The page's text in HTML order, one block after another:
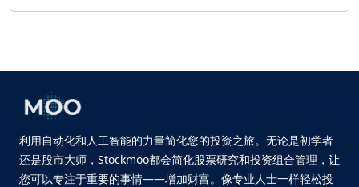
利用自动化和人工智能的力量简化您的投资之旅。无论是初学者
还是股市大师，Stockmoo都会简化股票研究和投资组合管理，让
您可以专注于重要的事情——增加财富。像专业人士一样轻松投